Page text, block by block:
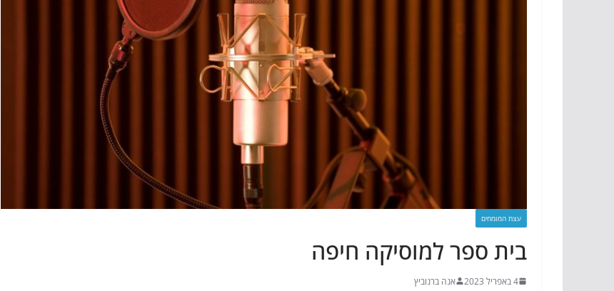
עצת המומחים
בית ספר למוסיקה חיפה
4 באפריל 2023 אנה ברנוביץ